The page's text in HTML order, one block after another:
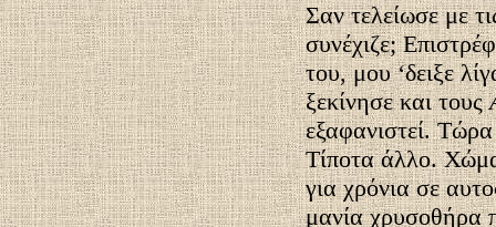
Σαν τελείωσε με
συνέχιζε;
του, μου ‘δειξε
ξεκίνησε και τους
εξαφανιστεί.
Τίποτα άλλο.
για χρόνια σε
μανία χρυσοθήρα